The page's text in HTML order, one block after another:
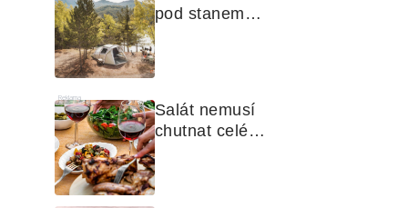
pod stanem?
Jak na polní
kuchyni a na
čem vařit
Reklama
Salát nemusí
chutnat celé
léto stejně.
Objevte
zálivky, které